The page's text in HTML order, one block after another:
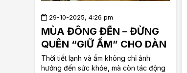
29-10-2025, 4:26 pm
MÙA ĐÔNG ĐẾN – ĐỪNG
QUÊN “GIỮ ẤM” CHO DÀN
LOA CỦA BẠN
Thời tiết lạnh và ẩm không chỉ ảnh
hưởng đến sức khỏe, mà còn tác động